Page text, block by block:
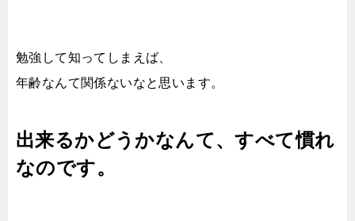
勉強して知ってしまえば、
年齢なんて関係ないなと思います。
出来るかどうかなんて、すべて慣れ
なのです。